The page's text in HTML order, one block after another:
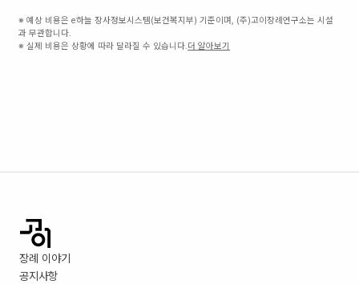
※ 예상 비용은 e하늘 장사정보시스템(보건복지부) 기준이며, (주)고이장례연구소는 시설
과 무관합니다.
※ 실제 비용은 상황에 따라 달라질 수 있습니다.더 알아보기
장례 이야기
공지사항